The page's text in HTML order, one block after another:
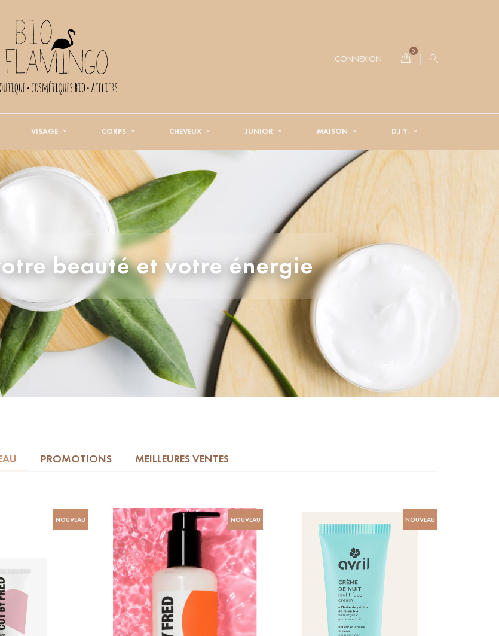
CONNEXION
0
VISAGE CORPS CHEVEUX JUNIOR MAISON D.I.Y.
beauté et votre énergie
PROMOTIONS MEILLEURES VENTES
NOUVEAU NOUVEAU NOUVEAU